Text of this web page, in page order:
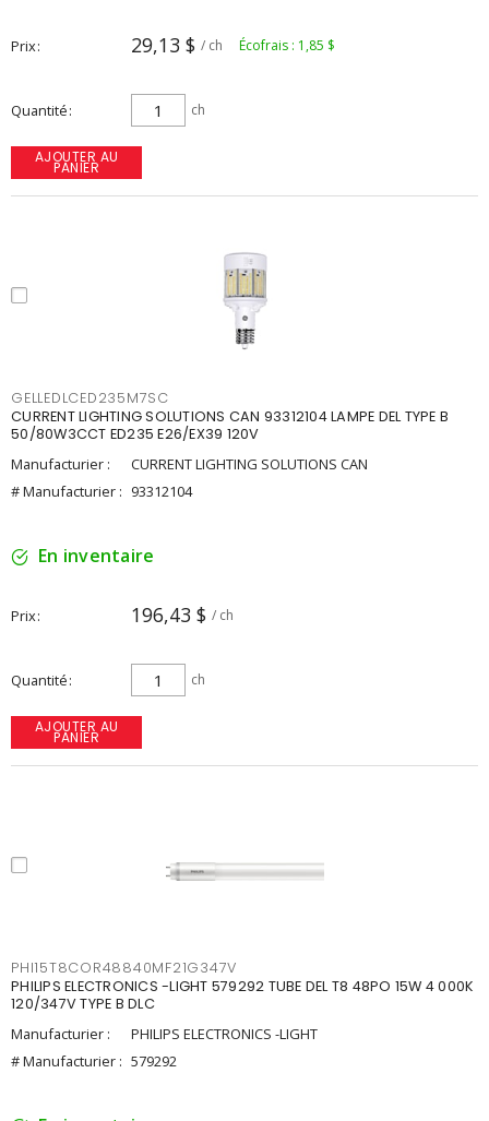
Prix 29,13 $ / ch Écofrais : 1,85 $
Quantité ch
AJOUTER AU
PANIER
GELLEDLCED235M7SC
CURRENT LIGHTING SOLUTIONS CAN 93312104 LAMPE DEL TYPE B
50/80W3CCT ED235 E26/EX39 120V
Manufacturier :
CURRENT LIGHTING SOLUTIONS CAN
# Manufacturier : 93312104
En inventaire
Prix 196,43 $ / ch
Quantité ch
AJOUTER AU
PANIER
PHI15T8COR48840MF21G347V
PHILIPS ELECTRONICS -LIGHT 579292 TUBE DEL T8 48PO 15W 4 000K
120/347V TYPE B DLC
Manufacturier :
PHILIPS ELECTRONICS -LIGHT
# Manufacturier : 579292